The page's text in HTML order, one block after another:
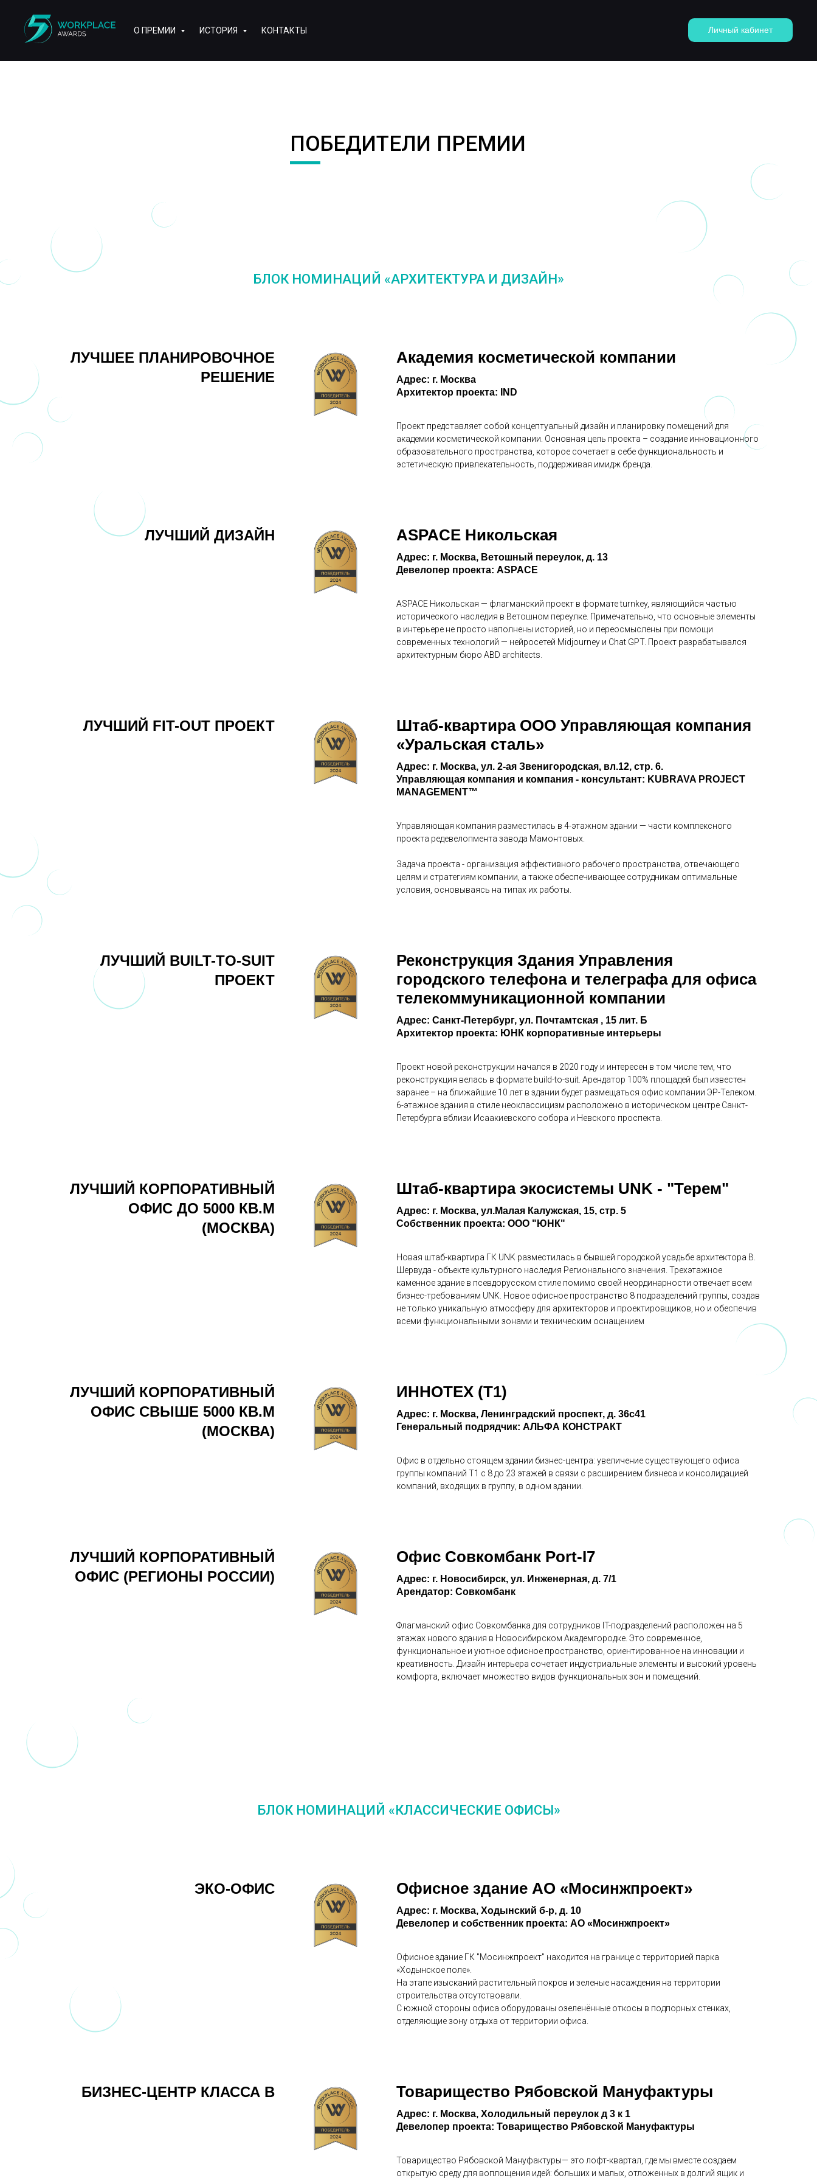
О ПРЕМИИ ИСТОРИЯ КОНТАКТЫ Личный кабинет
ПОБЕДИТЕЛИ ПРЕМИИ
БЛОК НОМИНАЦИЙ «АРХИТЕКТУРА И ДИЗАЙН»
ЛУЧШЕЕ ПЛАНИРОВОЧНОЕ
РЕШЕНИЕ
Академия косметической компании
Адрес: г. Москва
Архитектор проекта: IND
Проект представляет собой концептуальный дизайн и планировку помещений для
академии косметической компании. Основная цель проекта – создание инновационного
образовательного пространства, которое сочетает в себе функциональность и
эстетическую привлекательность, поддерживая имидж бренда.
ЛУЧШИЙ ДИЗАЙН ASPACE Никольская
Адрес: г. Москва, Ветошный переулок, д. 13
Девелопер проекта: ASPACE
ASPACE Никольская — флагманский проект в формате turnkey, являющийся частью
исторического наследия в Ветошном переулке. Примечательно, что основные элементы
в интерьере не просто наполнены историей, но и переосмыслены при помощи
современных технологий — нейросетей Midjourney и Chat GPT. Проект разрабатывался
архитектурным бюро ABD architects.
ЛУЧШИЙ FIT-OUT ПРОЕКТ
Штаб-квартира ООО Управляющая компания
«Уральская сталь»
Адрес: г. Москва, ул. 2-ая Звенигородская, вл.12, стр. 6.
Управляющая компания и компания - консультант: KUBRAVA PROJECT
MANAGEMENT™
Управляющая компания разместилась в 4-этажном здании — части комплексного
проекта редевелопмента завода Мамонтовых.
Задача проекта - организация эффективного рабочего пространства, отвечающего
целям и стратегиям компании, а также обеспечивающее сотрудникам оптимальные
условия, основываясь на типах их работы.
ЛУЧШИЙ BUILT-TO-SUIT
ПРОЕКТ
Реконструкция Здания Управления
городского телефона и телеграфа для офиса
телекоммуникационной компании
Адрес: Санкт-Петербург, ул. Почтамтская , 15 лит. Б
Архитектор проекта: ЮНК корпоративные интерьеры
Проект новой реконструкции начался в 2020 году и интересен в том числе тем, что
реконструкция велась в формате build-to-suit. Арендатор 100% площадей был известен
заранее – на ближайшие 10 лет в здании будет размещаться офис компании ЭР-Телеком.
6-этажное здания в стиле неоклассицизм расположено в историческом центре Санкт-
Петербурга вблизи Исаакиевского собора и Невского проспекта.
ЛУЧШИЙ КОРПОРАТИВНЫЙ
ОФИС ДО 5000 КВ.М
(МОСКВА)
Штаб-квартира экосистемы UNK - "Терем"
Адрес: г. Москва, ул.Малая Калужская, 15, стр. 5
Собственник проекта: ООО "ЮНК"
Новая штаб-квартира ГК UNK разместилась в бывшей городской усадьбе архитектора В.
Шервуда - объекте культурного наследия Регионального значения. Трехэтажное
каменное здание в псевдорусском стиле помимо своей неординарности отвечает всем
бизнес-требованиям UNK. Новое офисное пространство 8 подразделений группы, создав
не только уникальную атмосферу для архитекторов и проектировщиков, но и обеспечив
всеми функциональными зонами и техническим оснащением
ЛУЧШИЙ КОРПОРАТИВНЫЙ
ОФИС СВЫШЕ 5000 КВ.М
(МОСКВА)
ИННОТЕХ (Т1)
Адрес: г. Москва, Ленинградский проспект, д. 36с41
Генеральный подрядчик: АЛЬФА КОНСТРАКТ
Офис в отдельно стоящем здании бизнес-центра: увеличение существующего офиса
группы компаний Т1 с 8 до 23 этажей в связи с расширением бизнеса и консолидацией
компаний, входящих в группу, в одном здании.
ЛУЧШИЙ КОРПОРАТИВНЫЙ
ОФИС (РЕГИОНЫ РОССИИ)
Офис Совкомбанк Port-I7
Адрес: г. Новосибирск, ул. Инженерная, д. 7/1
Арендатор: Совкомбанк
Флагманский офис Совкомбанка для сотрудников IT-подразделений расположен на 5
этажах нового здания в Новосибирском Академгородке. Это современное,
функциональное и уютное офисное пространство, ориентированное на инновации и
креативность. Дизайн интерьера сочетает индустриальные элементы и высокий уровень
комфорта, включает множество видов функциональных зон и помещений.
БЛОК НОМИНАЦИЙ «КЛАССИЧЕСКИЕ ОФИСЫ»
ЭКО-ОФИС Офисное здание АО «Мосинжпроект»
Адрес: г. Москва, Ходынский б-р, д. 10
Девелопер и собственник проекта: АО «Мосинжпроект»
Офисное здание ГК "Мосинжпроект" находится на границе с территорией парка
«Ходынское поле».
На этапе изысканий растительный покров и зеленые насаждения на территории
строительства отсутствовали.
С южной стороны офиса оборудованы озеленённые откосы в подпорных стенках,
отделяющие зону отдыха от территории офиса.
БИЗНЕС-ЦЕНТР КЛАССА B Товарищество Рябовской Мануфактуры
Адрес: г. Москва, Холодильный переулок д 3 к 1
Девелопер проекта: Товарищество Рябовской Мануфактуры
Товарищество Рябовской Мануфактуры— это лофт-квартал, где мы вместе создаем
открытую среду для воплощения идей: больших и малых, отложенных в долгий ящик и